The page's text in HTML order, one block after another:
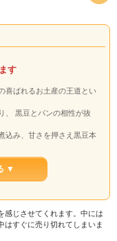
す
喜ばれるお土産の王道とい
、 黒豆とパンの相性が抜
込み、甘さを押さえ黒豆本
▼
感じさせてくれます。中には
はすぐに売り切れてしまいま